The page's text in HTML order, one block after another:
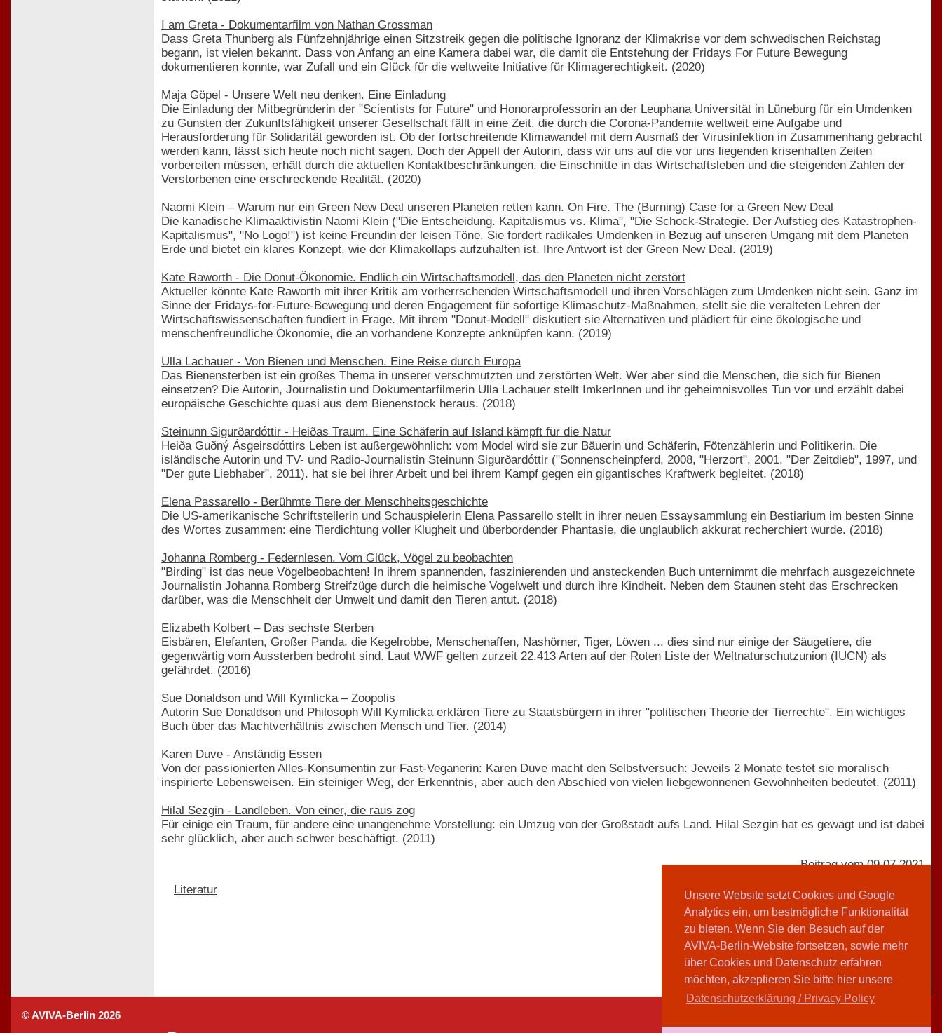
Unsere Website setzt Cookies und Google
Analytics ein, um bestmögliche Funktionalität
zu bieten. Wenn Sie den Besuch auf der
AVIVA-Berlin-Website fortsetzen, sowie mehr
über Cookies und Datenschutz erfahren
möchten, akzeptieren Sie bitte hier unsere
Datenschutzerklärung / Privacy Policy
I am Greta - Dokumentarfilm von Nathan Grossman
Dass Greta Thunberg als Fünfzehnjährige einen Sitzstreik gegen die politische Ignoranz der Klimakrise vor dem schwedischen Reichstag
begann, ist vielen bekannt. Dass von Anfang an eine Kamera dabei war, die damit die Entstehung der Fridays For Future Bewegung
dokumentieren konnte, war Zufall und ein Glück für die weltweite Initiative für Klimagerechtigkeit. (2020)
Maja Göpel - Unsere Welt neu denken. Eine Einladung
Die Einladung der Mitbegründerin der "Scientists for Future" und Honorarprofessorin an der Leuphana Universität in Lüneburg für ein Umdenken
zu Gunsten der Zukunftsfähigkeit unserer Gesellschaft fällt in eine Zeit, die durch die Corona-Pandemie weltweit eine Aufgabe und
Herausforderung für Solidarität geworden ist. Ob der fortschreitende Klimawandel mit dem Ausmaß der Virusinfektion in Zusammenhang gebracht
werden kann, lässt sich heute noch nicht sagen. Doch der Appell der Autorin, dass wir uns auf die vor uns liegenden krisenhaften Zeiten
vorbereiten müssen, erhält durch die aktuellen Kontaktbeschränkungen, die Einschnitte in das Wirtschaftsleben und die steigenden Zahlen der
Verstorbenen eine erschreckende Realität. (2020)
Naomi Klein – Warum nur ein Green New Deal unseren Planeten retten kann. On Fire. The (Burning) Case for a Green New Deal
Die kanadische Klimaaktivistin Naomi Klein ("Die Entscheidung. Kapitalismus vs. Klima", "Die Schock-Strategie. Der Aufstieg des Katastrophen-
Kapitalismus", "No Logo!") ist keine Freundin der leisen Töne. Sie fordert radikales Umdenken in Bezug auf unseren Umgang mit dem Planeten
Erde und bietet ein klares Konzept, wie der Klimakollaps aufzuhalten ist. Ihre Antwort ist der Green New Deal. (2019)
Kate Raworth - Die Donut-Ökonomie. Endlich ein Wirtschaftsmodell, das den Planeten nicht zerstört
Aktueller könnte Kate Raworth mit ihrer Kritik am vorherrschenden Wirtschaftsmodell und ihren Vorschlägen zum Umdenken nicht sein. Ganz im
Sinne der Fridays-for-Future-Bewegung und deren Engagement für sofortige Klimaschutz-Maßnahmen, stellt sie die veralteten Lehren der
Wirtschaftswissenschaften fundiert in Frage. Mit ihrem "Donut-Modell" diskutiert sie Alternativen und plädiert für eine ökologische und
menschenfreundliche Ökonomie, die an vorhandene Konzepte anknüpfen kann. (2019)
Ulla Lachauer - Von Bienen und Menschen. Eine Reise durch Europa
Das Bienensterben ist ein großes Thema in unserer verschmutzten und zerstörten Welt. Wer aber sind die Menschen, die sich für Bienen
einsetzen? Die Autorin, Journalistin und Dokumentarfilmerin Ulla Lachauer stellt ImkerInnen und ihr geheimnisvolles Tun vor und erzählt dabei
europäische Geschichte quasi aus dem Bienenstock heraus. (2018)
Steinunn Sigurðardóttir - Heiðas Traum. Eine Schäferin auf Island kämpft für die Natur
Heiða Guðný Ásgeirsdóttirs Leben ist außergewöhnlich: vom Model wird sie zur Bäuerin und Schäferin, Fötenzählerin und Politikerin. Die
isländische Autorin und TV- und Radio-Journalistin Steinunn Sigurðardóttir ("Sonnenscheinpferd, 2008, "Herzort", 2001, "Der Zeitdieb", 1997, und
"Der gute Liebhaber", 2011). hat sie bei ihrer Arbeit und bei ihrem Kampf gegen ein gigantisches Kraftwerk begleitet. (2018)
Elena Passarello - Berühmte Tiere der Menschheitsgeschichte
Die US-amerikanische Schriftstellerin und Schauspielerin Elena Passarello stellt in ihrer neuen Essaysammlung ein Bestiarium im besten Sinne
des Wortes zusammen: eine Tierdichtung voller Klugheit und überbordender Phantasie, die unglaublich akkurat recherchiert wurde. (2018)
Johanna Romberg - Federnlesen. Vom Glück, Vögel zu beobachten
"Birding" ist das neue Vögelbeobachten! In ihrem spannenden, faszinierenden und ansteckenden Buch unternimmt die mehrfach ausgezeichnete
Journalistin Johanna Romberg Streifzüge durch die heimische Vogelwelt und durch ihre Kindheit. Neben dem Staunen steht das Erschrecken
darüber, was die Menschheit der Umwelt und damit den Tieren antut. (2018)
Elizabeth Kolbert – Das sechste Sterben
Eisbären, Elefanten, Großer Panda, die Kegelrobbe, Menschenaffen, Nashörner, Tiger, Löwen ... dies sind nur einige der Säugetiere, die
gegenwärtig vom Aussterben bedroht sind. Laut WWF gelten zurzeit 22.413 Arten auf der Roten Liste der Weltnaturschutzunion (IUCN) als
gefährdet. (2016)
Sue Donaldson und Will Kymlicka – Zoopolis
Autorin Sue Donaldson und Philosoph Will Kymlicka erklären Tiere zu Staatsbürgern in ihrer "politischen Theorie der Tierrechte". Ein wichtiges
Buch über das Machtverhältnis zwischen Mensch und Tier. (2014)
Karen Duve - Anständig Essen
Von der passionierten Alles-Konsumentin zur Fast-Veganerin: Karen Duve macht den Selbstversuch: Jeweils 2 Monate testet sie moralisch
inspirierte Lebensweisen. Ein steiniger Weg, der Erkenntnis, aber auch den Abschied von vielen liebgewonnenen Gewohnheiten bedeutet. (2011)
Hilal Sezgin - Landleben. Von einer, die raus zog
Für einige ein Traum, für andere eine unangenehme Vorstellung: ein Umzug von der Großstadt aufs Land. Hilal Sezgin hat es gewagt und ist dabei
sehr glücklich, aber auch schwer beschäftigt. (2011)
Literatur
Beitrag vom 09.07.2021
Silvy Pommerenke
Teilen
© AVIVA-Berlin 2026